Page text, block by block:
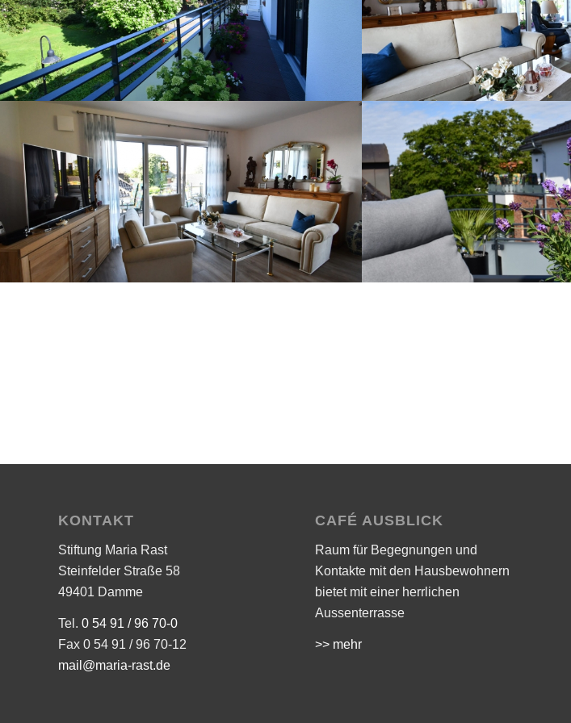
KONTAKT
Stiftung Maria Rast
Steinfelder Straße 58
49401 Damme
Tel. 0 54 91 / 96 70-0
Fax 0 54 91 / 96 70-12
mail@maria-rast.de
CAFÉ AUSBLICK
Raum für Begegnungen und
Kontakte mit den Hausbewohnern
bietet mit einer herrlichen
Aussenterrasse
>> mehr